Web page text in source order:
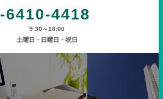
6410-4418
9:30～18:00
土曜日・日曜日・祝日